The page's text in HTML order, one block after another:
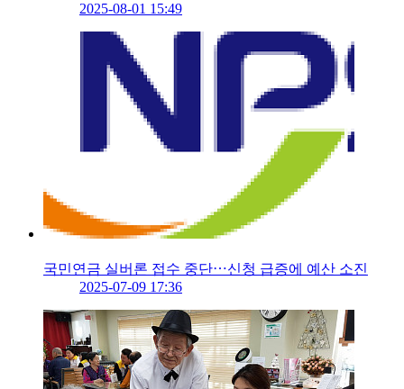
2025-08-01 15:49
국민연금 실버론 접수 중단⋯신청 급증에 예산 소진
2025-07-09 17:36